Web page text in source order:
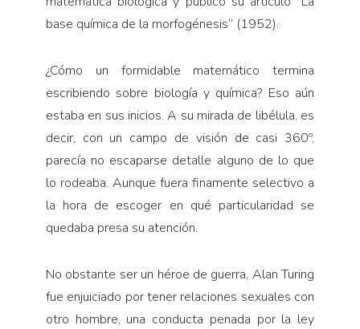
base química de la morfogénesis” (1952).
¿Cómo un formidable matemático termina
escribiendo sobre biología y química? Eso aún
estaba en sus inicios. A su mirada de libélula, es
decir, con un campo de visión de casi 360º,
parecía no escaparse detalle alguno de lo que
lo rodeaba. Aunque fuera finamente selectivo a
la hora de escoger en qué particularidad se
quedaba presa su atención.
No obstante ser un héroe de guerra, Alan Turing
fue enjuiciado por tener relaciones sexuales con
otro hombre, una conducta penada por la ley